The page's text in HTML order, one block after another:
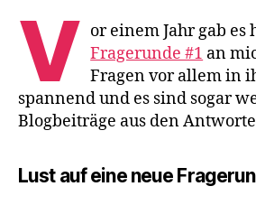
V or einem Jahr gab es
Fragerunde #1 an
Fragen vor allem in
spannend und es sind sogar
Blogbeiträge aus den
Lust auf eine neue